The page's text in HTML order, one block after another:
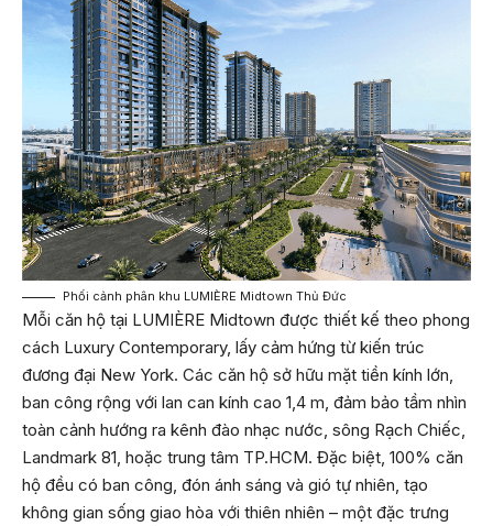
Phối cảnh phân khu LUMIÈRE Midtown Thủ Đức
Mỗi căn hộ tại LUMIÈRE Midtown được thiết kế theo phong
cách Luxury Contemporary, lấy cảm hứng từ kiến trúc
đương đại New York. Các căn hộ sở hữu mặt tiền kính lớn,
ban công rộng với lan can kính cao 1,4 m, đảm bảo tầm nhìn
toàn cảnh hướng ra kênh đào nhạc nước, sông Rạch Chiếc,
Landmark 81, hoặc trung tâm TP.HCM. Đặc biệt, 100% căn
hộ đều có ban công, đón ánh sáng và gió tự nhiên, tạo
không gian sống giao hòa với thiên nhiên – một đặc trưng